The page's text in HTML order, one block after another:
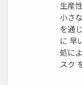
生産
小さ
を通
に 早
処に
スク